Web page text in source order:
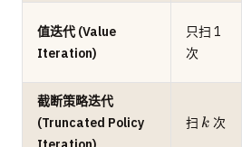
值迭代 (Value
Iteration)
只扫 1
次
截断策略迭代
(Truncated Policy
扫 k
k 次